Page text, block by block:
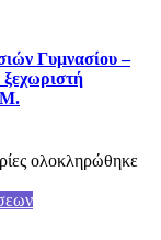
Γυμνασίου –
Μ.
ολοκληρώθηκε